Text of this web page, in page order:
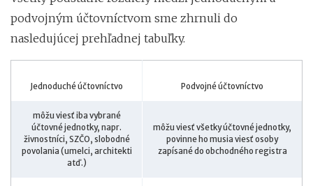
podvojným účtovníctvom sme zhrnuli do
nasledujúcej prehľadnej tabuľky.
môžu viesť iba vybrané
účtovné jednotky, napr.
živnostníci, SZČO, slobodné
povolania (umelci, architekti
atď.)
môžu viesť všetky účtovné jednotky,
povinne ho musia viesť osoby
zapísané do obchodného registra